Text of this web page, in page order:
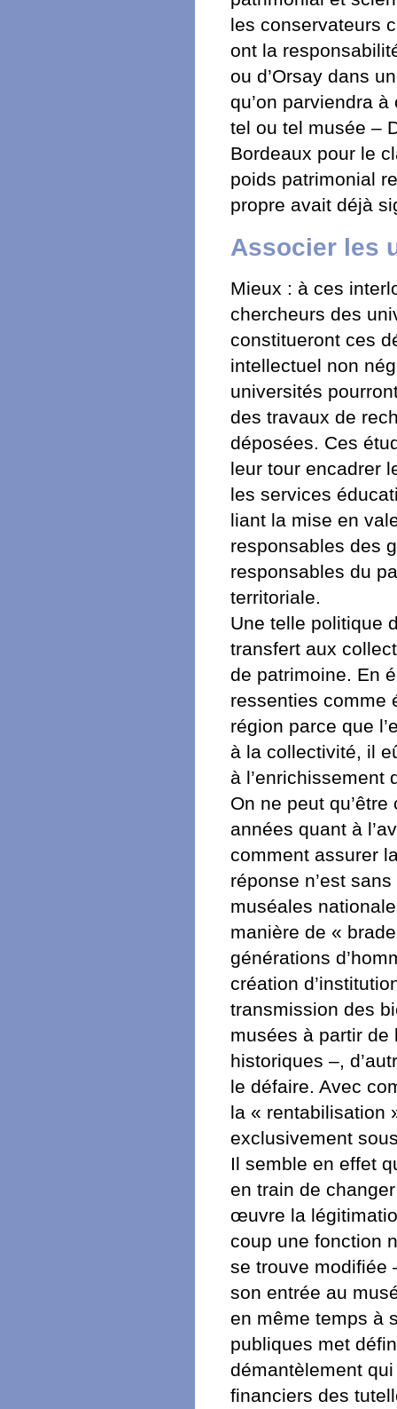
les conservateurs
ont la
ou d’Orsay dans
qu’on parviendra
tel ou tel musée –
Bordeaux pour le
poids patrimonial
propre avait déjà
Associer les
Mieux : à ces
chercheurs des
constitueront ces
intellectuel non
universités
des travaux de
déposées. Ces
leur tour encadrer
les services
liant la mise en
responsables des
responsables du
territoriale.
Une telle politique
transfert aux
de patrimoine. En
ressenties comme
région parce que
à la collectivité, il
à l’enrichissement
On ne peut
années quant à
comment assurer
réponse n’est
muséales
manière de «
générations
création
transmission des
musées à partir
historiques –,
le défaire. Avec
la « rentabilisation
exclusivement
Il semble en effet
en train de
œuvre la
coup une fonction
se trouve modifiée
son entrée au
en même temps à
publiques met
démantèlement
financiers des